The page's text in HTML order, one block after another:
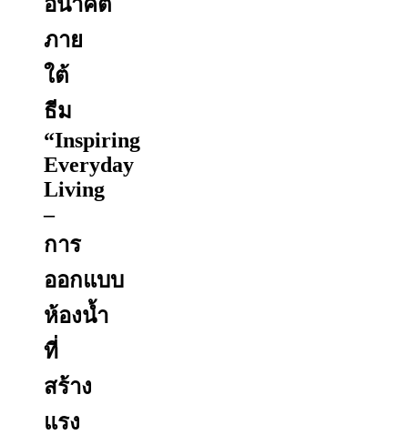
ภาย
ใต้
ธีม
“Inspiring
Everyday
Living
–
การ
ออกแบบ
ห้องน้ำ
ที่
สร้าง
แรง